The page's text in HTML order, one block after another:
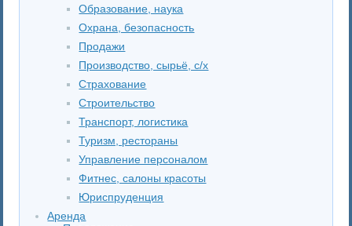
Образование, наука
Охрана, безопасность
Продажи
Производство, сырьё, с/х
Страхование
Строительство
Транспорт, логистика
Туризм, рестораны
Управление персоналом
Фитнес, салоны красоты
Юриспруденция
Аренда